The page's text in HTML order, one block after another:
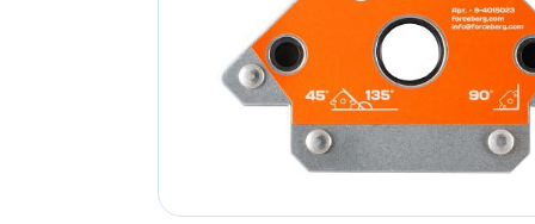
Особо
мощные
магниты
Аксессуары
к
магнитам
Самоклеющиеся
магниты
Диаметральные